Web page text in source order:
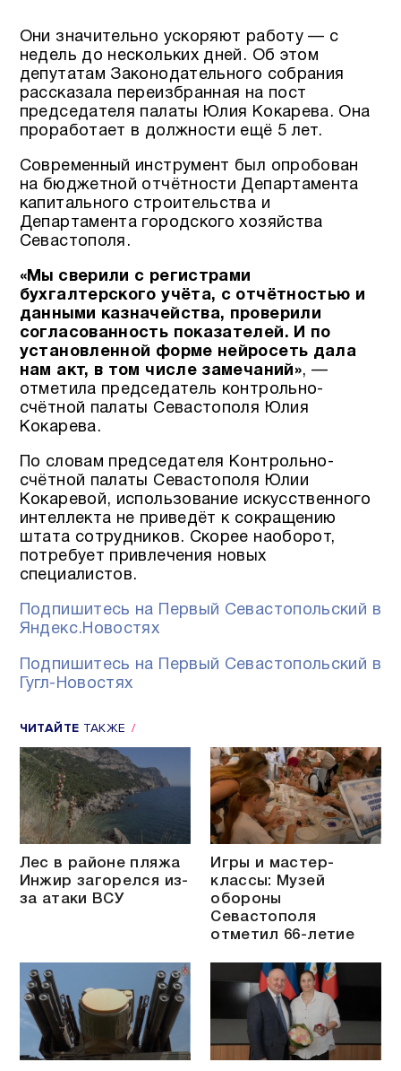
Они значительно ускоряют работу — с
недель до нескольких дней. Об этом
депутатам Законодательного собрания
рассказала переизбранная на пост
председателя палаты Юлия Кокарева. Она
проработает в должности ещё 5 лет.
Современный инструмент был опробован
на бюджетной отчётности Департамента
капитального строительства и
Департамента городского хозяйства
Севастополя.
«Мы сверили с регистрами
бухгалтерского учёта, с отчётностью и
данными казначейства, проверили
согласованность показателей. И по
установленной форме нейросеть дала
нам акт, в том числе замечаний», —
отметила председатель контрольно-
счётной палаты Севастополя Юлия
Кокарева.
По словам председателя Контрольно-
счётной палаты Севастополя Юлии
Кокаревой, использование искусственного
интеллекта не приведёт к сокращению
штата сотрудников. Скорее наоборот,
потребует привлечения новых
специалистов.
Подпишитесь на Первый Севастопольский в
Яндекс.Новостях
Подпишитесь на Первый Севастопольский в
Гугл-Новостях
ЧИТАЙТЕ ТАКЖЕ
Лес в районе пляжа
Инжир загорелся из-
за атаки ВСУ
Игры и мастер-
классы: Музей
обороны
Севастополя
отметил 66-летие